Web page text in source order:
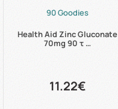
90 Goodies
Health Aid Zinc Gluconate
70mg 90 τ …
11.22€